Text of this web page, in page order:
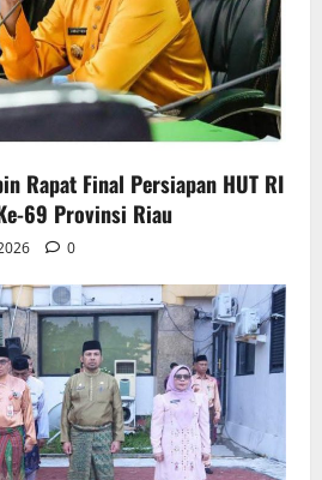
Rapat Final Persiapan HUT RI
69 Provinsi Riau
0